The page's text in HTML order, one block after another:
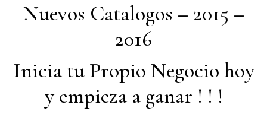
Nuevos Catalogos – 2015 –
2016
Inicia tu Propio Negocio hoy
y empieza a ganar ! ! !